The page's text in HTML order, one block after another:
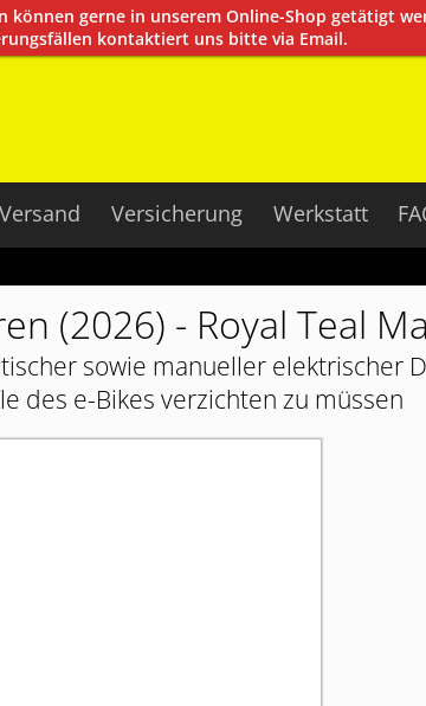
können gerne in unserem Online-Shop getätigt
kontaktiert uns bitte via Email.
Versand Versicherung Werkstatt
(2026) - Royal Teal
sowie manueller elektrischer
des e-Bikes verzichten zu müssen